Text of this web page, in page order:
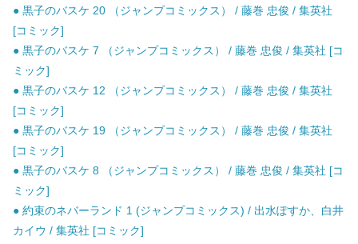
● 黒子のバスケ 20 （ジャンプコミックス） / 藤巻 忠俊 / 集英社
[コミック]
● 黒子のバスケ 7 （ジャンプコミックス） / 藤巻 忠俊 / 集英社 [コ
ミック]
● 黒子のバスケ 12 （ジャンプコミックス） / 藤巻 忠俊 / 集英社
[コミック]
● 黒子のバスケ 19 （ジャンプコミックス） / 藤巻 忠俊 / 集英社
[コミック]
● 黒子のバスケ 8 （ジャンプコミックス） / 藤巻 忠俊 / 集英社 [コ
ミック]
● 約束のネバーランド 1 (ジャンプコミックス) / 出水ぽすか、白井
カイウ / 集英社 [コミック]